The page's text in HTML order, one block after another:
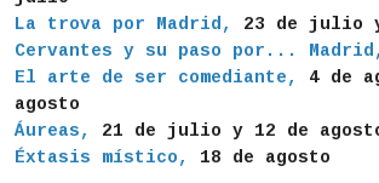
La trova por Madrid,
23 de julio
Cervantes y su paso por... Madrid,
El arte de ser comediante,
4 de
agosto
Áureas,
21 de julio y 12 de
Éxtasis místico,
18 de agosto